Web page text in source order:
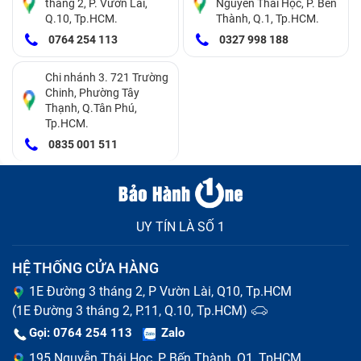
Lỗi màn hình đen:
hình không hiển thị, đèn numlock và capslock chớp
nháy liên tục.
Trong khi sử dụng, bạn thấy
quạt tản nhiệt của máy kêu to bất thường, máy
nhanh nóng lên và tự tắt nguồn.
tháng 2, P. Vườn Lài,
Q.10, Tp.HCM.
0764 254 113
Nguyễn Thái Học, P. Bến
Thành, Q.1, Tp.HCM.
0327 998 188
Chi nhánh 3. 721 Trường
Chinh, Phường Tây
Thạnh, Q.Tân Phú,
Tp.HCM.
0835 001 511
UY TÍN LÀ SỐ 1
HỆ THỐNG CỬA HÀNG
1E Đường 3 tháng 2, P Vườn Lài, Q10, Tp.HCM
(1E Đường 3 tháng 2, P.11, Q.10, Tp.HCM)
Gọi: 0764 254 113 Zalo